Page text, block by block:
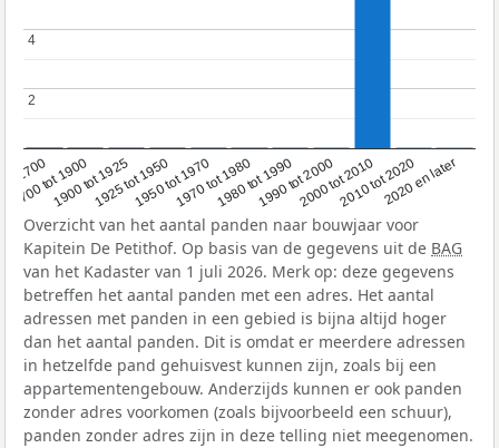
1700
1700 tot 1900
1900 tot 19251925 tot 19501950 tot 19701970 tot 19801980 tot 19901990 tot 20002000 tot 20102010 tot 20202020 en later
2
2
4
4
Overzicht van het aantal panden naar bouwjaar voor
Kapitein De Petithof. Op basis van de gegevens uit de BAG
van het Kadaster van 1 juli 2026. Merk op: deze gegevens
betreffen het aantal panden met een adres. Het aantal
adressen met panden in een gebied is bijna altijd hoger
dan het aantal panden. Dit is omdat er meerdere adressen
in hetzelfde pand gehuisvest kunnen zijn, zoals bij een
appartementengebouw. Anderzijds kunnen er ook panden
zonder adres voorkomen (zoals bijvoorbeeld een schuur),
panden zonder adres zijn in deze telling niet meegenomen.